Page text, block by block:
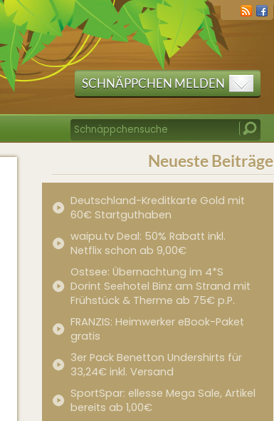
SCHNÄPPCHEN MELDEN
Neueste Beiträge
Deutschland-Kreditkarte Gold mit
60€ Startguthaben
waipu.tv Deal: 50% Rabatt inkl.
Netflix schon ab 9,00€
Ostsee: Übernachtung im 4*S
Dorint Seehotel Binz am Strand mit
Frühstück & Therme ab 75€ p.P.
FRANZIS: Heimwerker eBook-Paket
gratis
3er Pack Benetton Undershirts für
33,24€ inkl. Versand
SportSpar: ellesse Mega Sale, Artikel
bereits ab 1,00€